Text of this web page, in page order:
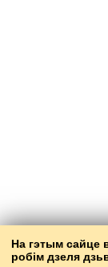
На гэтым сайце
робім дзеля